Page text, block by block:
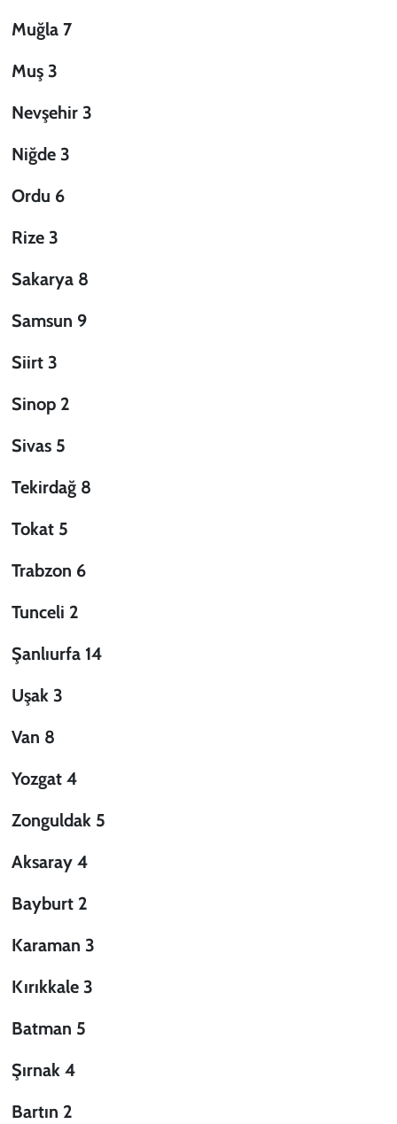
Muğla 7
Muş 3
Nevşehir 3
Niğde 3
Ordu 6
Rize 3
Sakarya 8
Samsun 9
Siirt 3
Sinop 2
Sivas 5
Tekirdağ 8
Tokat 5
Trabzon 6
Tunceli 2
Şanlıurfa 14
Uşak 3
Van 8
Yozgat 4
Zonguldak 5
Aksaray 4
Bayburt 2
Karaman 3
Kırıkkale 3
Batman 5
Şırnak 4
Bartın 2